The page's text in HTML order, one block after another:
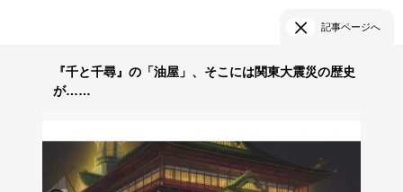
記事ページへ
『千と千尋』の「油屋」、そこには関東大震災の歴史
が……